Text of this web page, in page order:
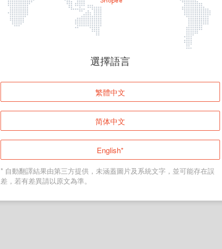
頁面無法顯示
登入
返回首頁
選擇語言
繁體中文
简体中文
English*
* 自動翻譯結果由第三方提供，未涵蓋圖片及系統文字，並可能存在誤
差，若有差異請以原文為準。